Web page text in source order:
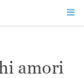
amori